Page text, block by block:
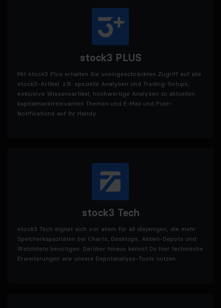
stock3 PLUS
Mit stock3 Plus erhalten Sie uneingeschränkten Zugriff auf alle
stock3-Artikel. z.B. spezielle Analysen und Trading-Setups,
exklusive Wissensartikel, hochwertige Analysen zu aktuellen
kapitalmarktrelevanten Themen und E-Mail und Push-
Notifications auf Ihr Handy.
stock3 Tech
stock3 Tech eignet sich vor allem für all diejenigen, die mehr
Speicherkapazitäten bei Charts, Desktops, Aktien-Depots und
Watchlists benötigen. Darüber hinaus kannst Du hier technische
Erweiterungen wie unsere Depotanalyse-Tools nutzen.